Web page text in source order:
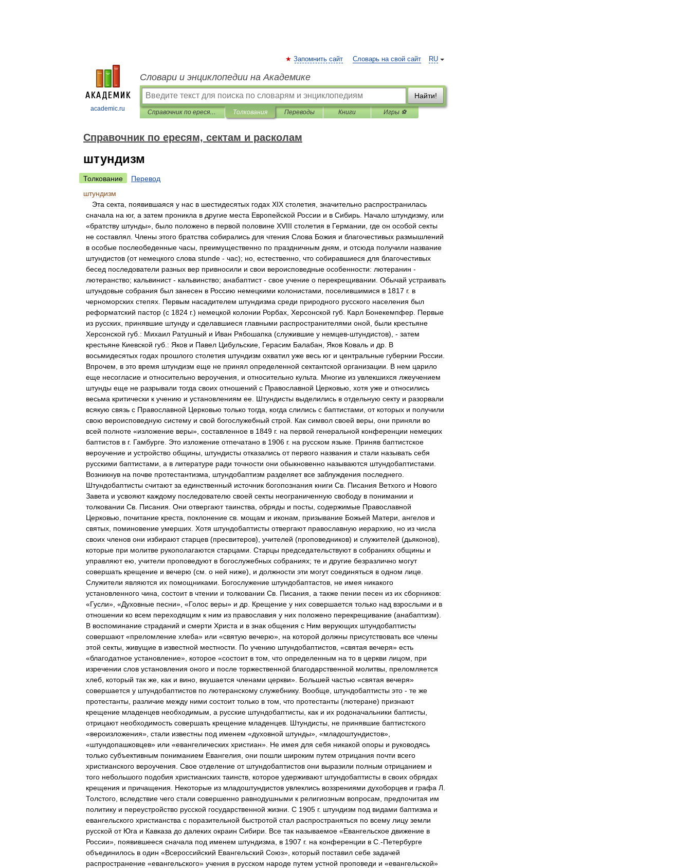
academic.ru
RU
Запомнить сайт Словарь на свой сайт
Словари и энциклопедии на Академике
Найти!
Справочник по ересям, сектам и расколам Толкования Переводы Книги Игры ⚽
Справочник по ересям, сектам и расколам
штундизм
Толкование
Перевод
штундизм
Эта секта появившаяся у нас в шестидесятых годах XIX столетия значительно распространилась
сначала на юг, а затем проникла в другие места Европейской России и в Сибирь Начало штундизму, или
«братству штунды», было положено в первой половине XVIII столетия в Германии где он особой секты
не составлял Члены этого братства собирались для чтения Слова Божия и благочестивых размышлений
в особые послеобеденные часы преимущественно по праздничным дням и отсюда получили название
штундистов (от немецкого слова stunde - час); но естественно что собиравшиеся для благочестивых
бесед последователи разных вер привносили и свои вероисповедные особенности: лютеранин -
лютеранство; кальвинист- кальвинство; анабаптист- свое учение о перекрещивании Обычай устраивать
штундовые собрания был занесен в Россию немецкими колонистами поселившимися в 1817 г. в
черноморских степях Первым насадителем штундизма среди природного русского населения был
реформатский пастор (с 1824 г.) немецкой колонии Рорбах Херсонской губ Карл Бонекемпфер Первые
из русских принявшие штунду и сделавшиеся главными распространителями оной были крестьяне
Херсонской губ : Михаил Ратушный и Иван Рябошапка (служившие у немцев-штундистов), - затем
крестьяне Киевской губ : Яков и Павел Цибульские Герасим Балабан Яков Коваль и др В
восьмидесятых годах прошлого столетия штундизм охватил уже весь юг и центральные губернии России
Впрочем
в это время штундизм еще не принял определенной сектантской организации В нем царило
еще несогласие и относительно вероучения и относительно культа Многие из увлекшихся лжеучением
штунды еще не разрывали тогда своих отношений с Православной Церковью хотя уже и относились
весьма критически к учению и установлениям ее Штундисты выделились в отдельную секту и разорвали
всякую связь с Православной Церковью только тогда когда слились с баптистами от которых и получили
свою вероисповедную систему и свой богослужебный строй Как символ своей веры они приняли во
всей полноте «изложение веры», составленное в 1849 г. на первой генеральной конференции немецких
баптистов в г. Гамбурге Это изложение отпечатано в 1906 г. на русском языке Приняв баптистское
вероучение и устройство общины штундисты отказались от первого названия и стали называть себя
русскими баптистами а в литературе ради точности они обыкновенно называются штундобаптистами
Возникнув на почве протестантизма штундобаптизм разделяет все заблуждения последнего
Штундобаптисты считают за единственный источник богопознания книги Св Писания Ветхого и Нового
Завета и усвояют каждому последователю своей секты неограниченную свободу в понимании и
толковании Св Писания Они отвергают таинства обряды и посты содержимые Православной
Церковью
почитание креста поклонение св мощам и иконам призывание Божьей Матери ангелов и
святых поминовение умерших Хотя штундобаптисты отвергают православную иерархию но из числа
своих членов они избирают старцев (пресвитеров), учителей (проповедников) и служителей (дьяконов),
которые при молитве рукополагаются старцами Старцы председательствуют в собраниях общины и
управляют ею учители проповедуют в богослужебных собраниях; те и другие безразлично могут
совершать крещение и вечерю (см о ней ниже), и должности эти могут соединяться в одном лице
Служители являются их помощниками Богослужение штундобаптастов не имея никакого
установленного чина состоит в чтении и толковании Св Писания а также пении песен из их сборников:
«Гусли», «Духовные песни», «Голос веры» и др Крещение у них совершается только над взрослыми и в
отношении ко всем переходящим к ним из православия у них положено перекрещивание (анабаптизм).
В воспоминание страданий и смерти Христа и в знак общения с Ним верующих штундобаптисты
совершают«преломление хлеба» или «святую вечерю», на которой должны присутствовать все члены
этой секты живущие в известной местности По учению штундобаптистов , «святая вечеря» есть
«благодатное установление», которое «состоит в том что определенным на то в церкви лицом
при
изречении слов установления оного и после торжественной благодарственной молитвы преломляется
хлеб который так же как и вино вкушается членами церкви». Большей частью «святая вечеря»
совершается у штундобаптистов по лютеранскому служебнику. Вообще штундобаптисты это - те же
протестанты различие между ними состоит только в том что протестанты (лютеране) признают
крещение младенцев необходимым а русские штундобаптисты как и их родоначальники баптисты
отрицают необходимость совершать крещение младенцев Штундисты не принявшие баптистского
«вероизложения», стали известны под именем «духовной штунды», «младоштундистов»,
«штундопашковцев» или «евангелических христиан». Не имея для себя никакой опоры и руководясь
только субъективным пониманием Евангелия они пошли широким путем отрицания почти всего
христианского вероучения Свое отделение от штундобаптистов они выразили полным отрицанием и
того небольшого подобия христианских таинств которое удерживают штундобаптисты в своих обрядах
крещения и причащения Некоторые из младоштундистов увлеклись воззрениями духоборцев и графа Л
Толстого вследствие чего стали совершенно равнодушными к религиозным вопросам предпочитая им
политику и переустройство русской государственной жизни С 1905 г. штундизм под видами баптизма и
евангельского христианства с поразительной быстротой стал распространяться по всему лицу земли
русской от Юга и Кавказа до далеких окраин Сибири Все так называемое «Евангельское движение в
России», появившееся сначала под именем штундизма в 1907 г. на конференции в С .-Петербурге
объединилось в один «Всероссийский Евангельский Союз», который поставил себе задачей
распространение «евангельского» учения в русском народе путем устной проповеди и «евангельской»